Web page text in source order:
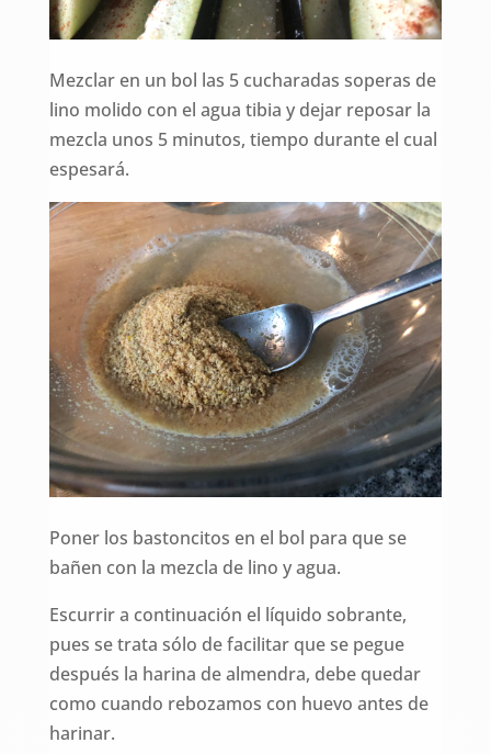
Mezclar en un bol las 5 cucharadas soperas de
lino molido con el agua tibia y dejar reposar la
mezcla unos 5 minutos, tiempo durante el cual
espesará.
Poner los bastoncitos en el bol para que se
bañen con la mezcla de lino y agua.
Escurrir a continuación el líquido sobrante,
pues se trata sólo de facilitar que se pegue
después la harina de almendra, debe quedar
como cuando rebozamos con huevo antes de
harinar.